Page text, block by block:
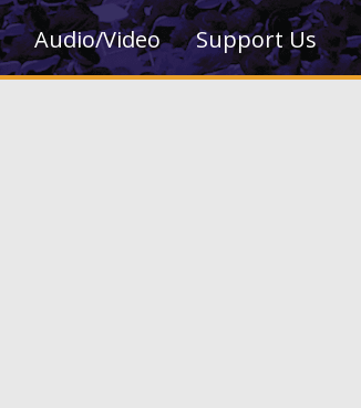
Audio/Video Support Us